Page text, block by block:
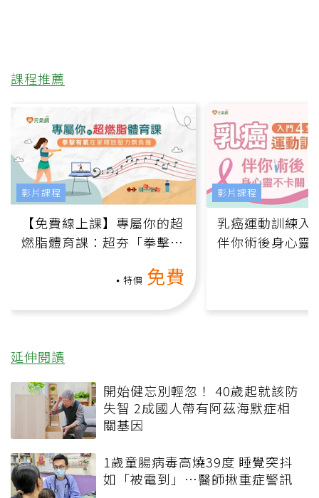
課程推薦
【免費線上課】專屬你的超
燃脂體育課：超夯「拳擊有
特價 免費
影片課程
乳癌運動訓練入
伴你術後身心靈
影片課程
延伸閱讀
開始健忘別輕忽！ 40歲起就該防
失智 2成國人帶有阿茲海默症相
關基因
1歲童腸病毒高燒39度 睡覺突抖
如「被電到」…醫師揪重症警訊